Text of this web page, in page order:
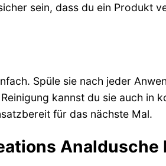
sein, dass du ein Produkt
Spüle sie nach jeder
kannst du sie auch in
für das nächste Mal.
Analdusche